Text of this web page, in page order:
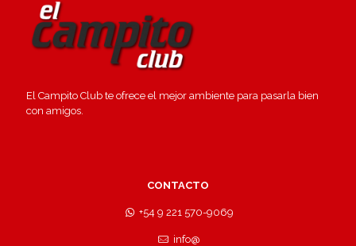
El Campito Club te ofrece el mejor ambiente para pasarla bien
con amigos.
CONTACTO
+54 9 221 570-9069
info@